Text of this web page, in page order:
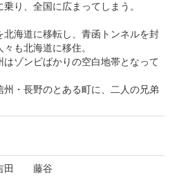
り、全国に広まってしまう。
北海道に移転し、青函トンネルを封
も北海道に移住。
はゾンビばかりの空白地帯となって
州・長野のとある町に、二人の兄弟
田 藤谷